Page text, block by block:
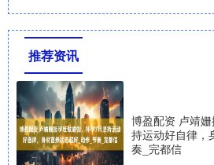
推荐资讯
博盈配资 卢靖
持运动好自律，
奏_完都信